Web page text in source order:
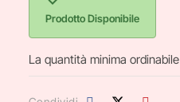
Prodotto Disponibile
La quantità minima